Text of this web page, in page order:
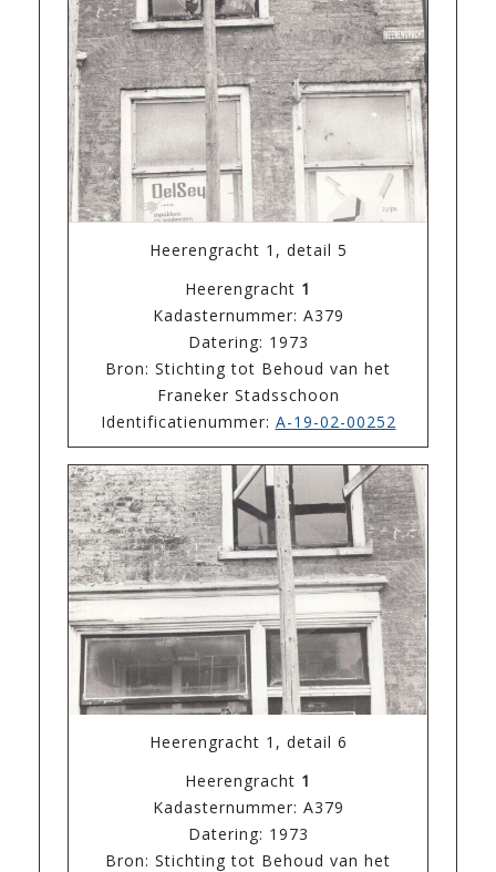
Heerengracht 1, detail 5
Heerengracht 1
Kadasternummer: A379
Datering: 1973
Bron: Stichting tot Behoud van het
Franeker Stadsschoon
Identificatienummer: A-19-02-00252
Heerengracht 1, detail 6
Heerengracht 1
Kadasternummer: A379
Datering: 1973
Bron: Stichting tot Behoud van het